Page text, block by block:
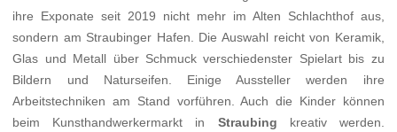
ihre Exponate seit 2019 nicht mehr im Alten Schlachthof aus,
sondern am Straubinger Hafen. Die Auswahl reicht von Keramik,
Glas und Metall über Schmuck verschiedenster Spielart bis zu
Bildern und Naturseifen. Einige Aussteller werden ihre
Arbeitstechniken am Stand vorführen. Auch die Kinder können
beim Kunsthandwerkermarkt in Straubing kreativ werden.